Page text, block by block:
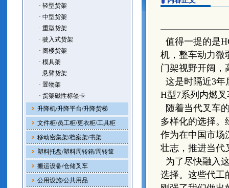
· 轻型货架
· 中型货架
· 重型货架
· 驶入式货架
· 阁楼货架
· 模具架
· 悬臂货架
· 置物架
· 货架磁性标签卡
升降机/升降平台/升降货梯
文件柜/员工柜/更衣柜/工具柜
移动密集架/档案架/书架
塑料托盘/塑料周转箱/周转筐
搬运设备/仓储叉车
公用设施/公共用品
值得一提的是
机，整车动力微
门架视野开阔，
这是时隔近3年
H型7系列内燃
随着当代叉车
多样化的选择。
作为在中国市场
壮志，推进当代
为了尽快融入
选择。这些代工